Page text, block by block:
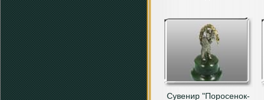
Сувенир "Поросенок-